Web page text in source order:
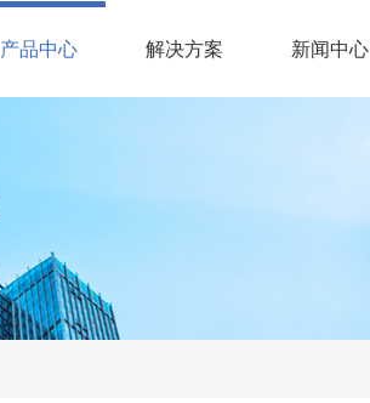
产品中心(current)解决方案 新闻中心